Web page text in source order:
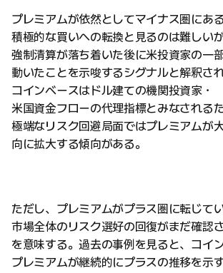
プレミアムが依然としてマイナス圏にある
積極的な買いへの転換と見るのは難しいが
強制清算が落ち着いた後に米投資家の一
動いたことを示唆するシグナルと解釈され
コインベースはドル建ての機関投資家・
米国資金フローの代理指標とみなされるた
極端なリスク回避局面ではプレミアムが
向に拡大する傾向がある。
ただし、プレミアムがプラス圏に転じてい
市場全体のリスク選好の回復がまだ確認
を意味する。過去の事例を見ると、コイ
プレミアムが継続的にプラスの推移を示す